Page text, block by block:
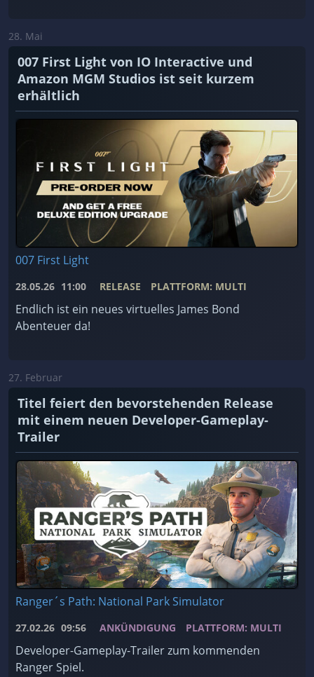
28. Mai
007 First Light von IO Interactive und
Amazon MGM Studios ist seit kurzem
erhältlich
007 First Light
28.05.26 11:00 RELEASE PLATTFORM: MULTI
Endlich ist ein neues virtuelles James Bond
Abenteuer da!
27. Februar
Titel feiert den bevorstehenden Release
mit einem neuen Developer-Gameplay-
Trailer
Ranger´s Path: National Park Simulator
27.02.26 09:56 ANKÜNDIGUNG PLATTFORM: MULTI
Developer-Gameplay-Trailer zum kommenden
Ranger Spiel.